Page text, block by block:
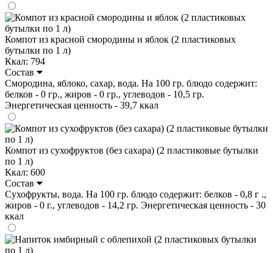
Компот из красной смородины и яблок (2 пластиковых
бутылки по 1 л)
Ккал: 794
Состав
Смородина, яблоко, сахар, вода. На 100 гр. блюдо содержит:
белков - 0 гр., жиров - 0 гр., углеводов - 10,5 гр.
Энергетическая ценность - 39,7 ккал
Компот из сухофруктов (без сахара) (2 пластиковые бутылки
по 1 л)
Ккал: 600
Состав
Сухофрукты, вода. На 100 гр. блюдо содержит: белков - 0,8 г .,
жиров - 0 г., углеводов - 14,2 гр. Энергетическая ценность - 30
ккал